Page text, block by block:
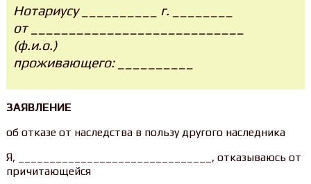
Нотариусу __________ г. ________
от ____________________________
(ф.и.о.)
проживающего: __________
ЗАЯВЛЕНИЕ
об отказе от наследства в пользу другого наследника
Я, _______________________________, отказываюсь от
причитающейся